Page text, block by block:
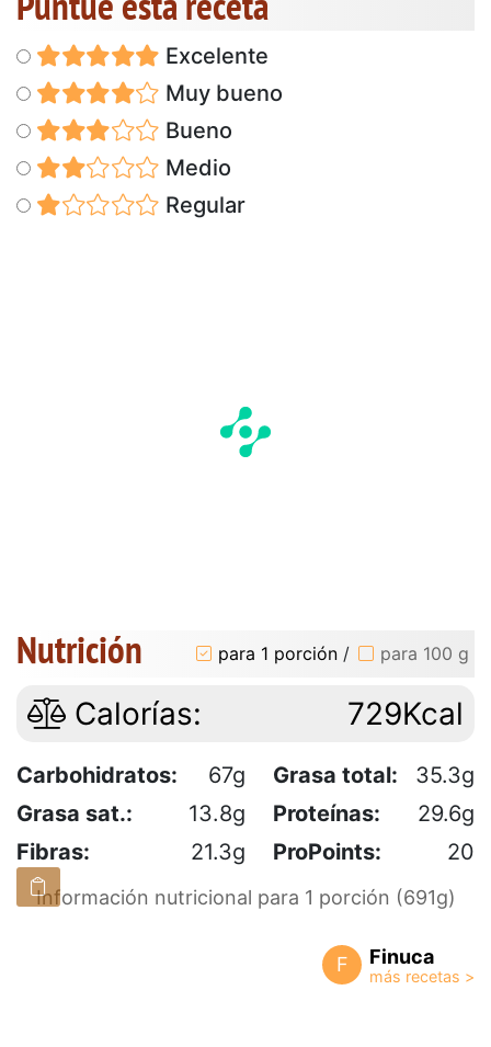
Excelente
Muy bueno
Bueno
Medio
Regular
Nutrición para 1 porción / para 100 g
Calorías: 729Kcal
Carbohidratos: 67g Grasa total:
35.3g
Grasa sat.:
13.8g Proteínas:
29.6g
Fibras:
21.3g ProPoints: 20
Información nutricional para 1 porción (691g)
F Finuca